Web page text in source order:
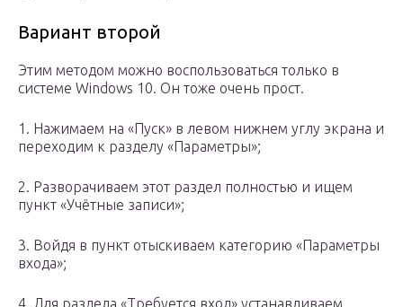
Вариант второй
Этим методом можно воспользоваться только в
системе Windows 10. Он тоже очень прост.
1. Нажимаем на «Пуск» в левом нижнем углу экрана и
переходим к разделу «Параметры»;
2. Разворачиваем этот раздел полностью и ищем
пункт «Учётные записи»;
3. Войдя в пункт отыскиваем категорию «Параметры
входа»;
4. Для раздела «Требуется вход» устанавливаем